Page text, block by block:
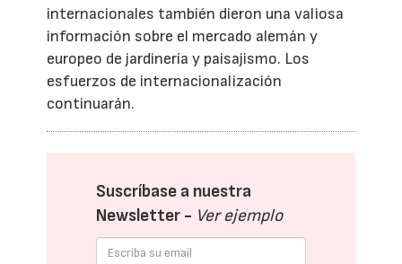
internacionales también dieron una valiosa
información sobre el mercado alemán y
europeo de jardinería y paisajismo. Los
esfuerzos de internacionalización
continuarán.
Suscríbase a nuestra
Newsletter - Ver ejemplo